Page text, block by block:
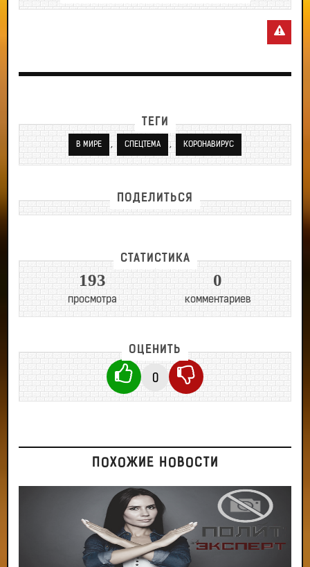
ТЕГИ
В МИРЕ , СПЕЦТЕМА , КОРОНАВИРУС
ПОДЕЛИТЬСЯ
СТАТИСТИКА
193
просмотра
0
комментариев
ОЦЕНИТЬ
0
ПОХОЖИЕ НОВОСТИ